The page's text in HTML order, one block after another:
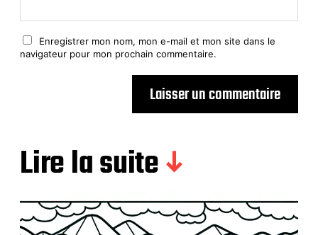
Enregistrer mon nom, mon e-mail et mon site dans le
navigateur pour mon prochain commentaire.
Lire la suite